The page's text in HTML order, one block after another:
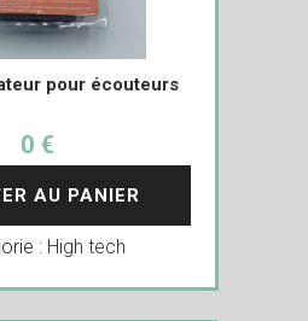
pour écouteurs
0 €
AU PANIER
: High tech